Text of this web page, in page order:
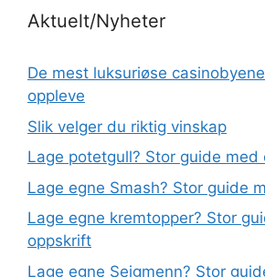
Aktuelt/Nyheter
De mest luksuriøse
oppleve
Slik velger du riktig vinskap
Lage potetgull? Stor guide med
Lage egne Smash? Stor guide
Lage egne kremtopper? Stor
oppskrift
Lage egne Seigmenn? Stor